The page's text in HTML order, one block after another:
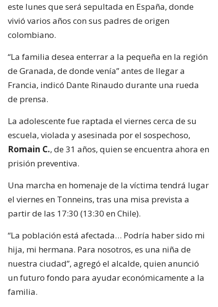
este lunes que será sepultada en España, donde
vivió varios años con sus padres de origen
colombiano.
“La familia desea enterrar a la pequeña en la región
de Granada, de donde venía” antes de llegar a
Francia, indicó Dante Rinaudo durante una rueda
de prensa.
La adolescente fue raptada el viernes cerca de su
escuela, violada y asesinada por el sospechoso,
Romain C., de 31 años, quien se encuentra ahora en
prisión preventiva.
Una marcha en homenaje de la víctima tendrá lugar
el viernes en Tonneins, tras una misa prevista a
partir de las 17:30 (13:30 en Chile).
“La población está afectada… Podría haber sido mi
hija, mi hermana. Para nosotros, es una niña de
nuestra ciudad”, agregó el alcalde, quien anunció
un futuro fondo para ayudar económicamente a la
familia.